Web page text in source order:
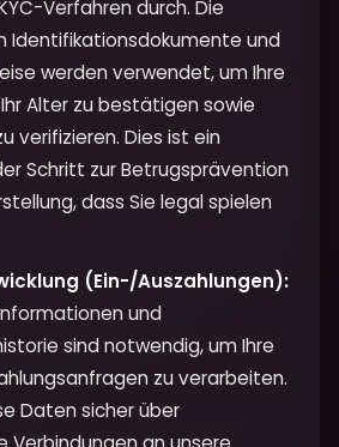
Verfahren durch. Die
Identifikationsdokumente und
werden verwendet, um Ihre
Alter zu bestätigen sowie
verifizieren. Dies ist ein
Schritt zur Betrugsprävention
dass Sie legal spielen
(Ein-/Auszahlungen):
und
sind notwendig, um Ihre
zu verarbeiten.
Daten sicher über